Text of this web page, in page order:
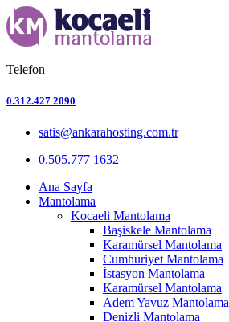
Telefon
0.312.427 2090
satis@ankarahosting.com.tr
0.505.777 1632
Ana Sayfa
Mantolama
Kocaeli Mantolama
Başiskele Mantolama
Karamürsel Mantolama
Cumhuriyet Mantolama
İstasyon Mantolama
Karamürsel Mantolama
Adem Yavuz Mantolama
Denizli Mantolama